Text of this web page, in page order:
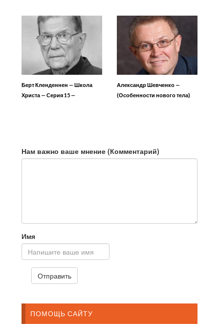
Берт Кленденнен — Школа
Христа — Серия 15 —
Александр Шевченко —
(Особенности нового тела)
Нам важно ваше мнение (Комментарий)
Имя
ПОМОЩЬ САЙТУ